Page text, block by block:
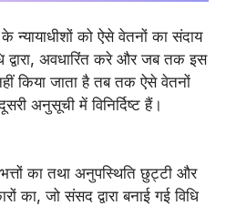
न्यायाधीशों को ऐसे वेतनों का संदाय
द्वारा, अवधारिंत करे और जब तक इस
किया जाता है तब तक ऐसे वेतनों
अनुसूची में विनिर्दिष्ट हैं।
का तथा अनुपस्थिति छुट्टी और
जो संसद द्वारा बनाई गई विधि